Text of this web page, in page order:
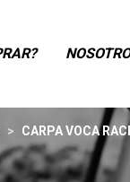
> CARPA VOCA